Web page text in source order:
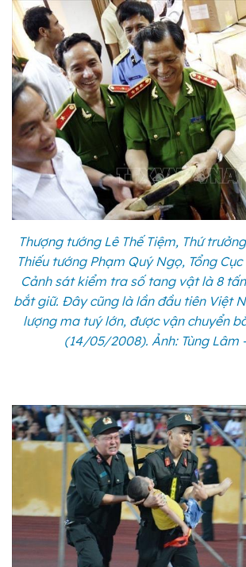
Thượng tướng Lê Thế Tiệm, Thứ
Thiếu tướng Phạm Quý Ngọ, Tổng
Cảnh sát kiểm tra số tang vật là 8
bắt giữ. Đây cũng là lần đầu tiên Việt
lượng ma tuý lớn, được vận chuyển
(14/05/2008). Ảnh: Tùng Lâm